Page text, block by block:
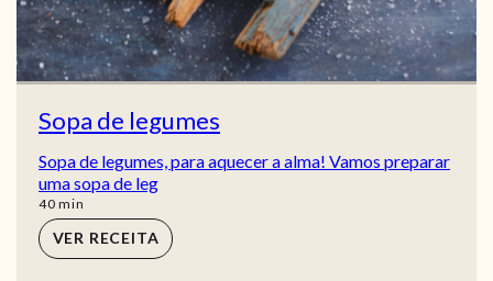
Sopa de legumes
Sopa de legumes, para aquecer a alma! Vamos preparar
uma sopa de leg
40min
min
VER RECEITA